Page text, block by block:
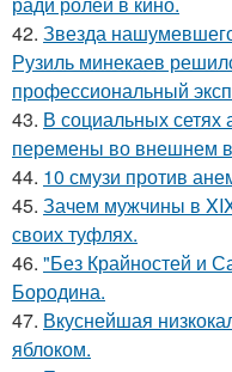
42. Звезда
Рузиль минекаев
профессиональный
43. В социальных сетях
перемены во внешнем
44. 10 смузи против
45. Зачем мужчины в
своих туфлях.
46. "Без Крайностей и
Бородина.
47. Вкуснейшая
яблоком.